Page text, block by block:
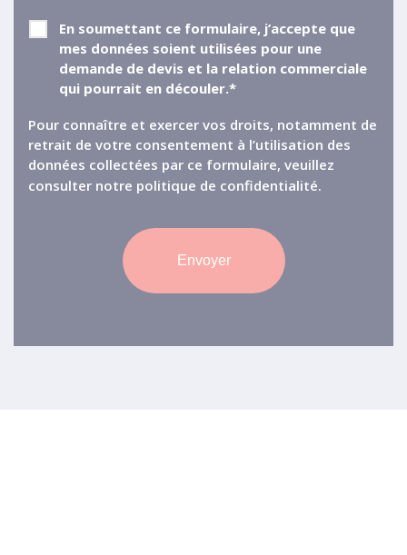
RGPD *
En soumettant ce formulaire, j’accepte que
mes données soient utilisées pour une
demande de devis et la relation commerciale
qui pourrait en découler.*
Pour connaître et exercer vos droits, notamment de
retrait de votre consentement à l’utilisation des
données collectées par ce formulaire, veuillez
consulter notre politique de confidentialité.